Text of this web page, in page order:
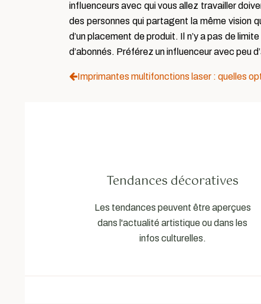
influenceurs avec qui vous allez travailler
des personnes qui partagent la même vision
d’un placement de produit. Il n’y a pas de
d’abonnés. Préférez un influenceur avec peu
Imprimantes multifonctions laser : quelles
Tendances décoratives
Les tendances peuvent être aperçues
dans l'actualité artistique ou dans les
infos culturelles.